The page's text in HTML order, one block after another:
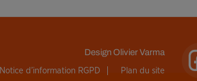
DesignOlivier Varma
Notice d’information RGPD Plan du site